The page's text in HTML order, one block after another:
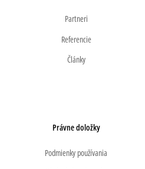
Partneri
Referencie
Články
Právne doložky
Podmienky používania